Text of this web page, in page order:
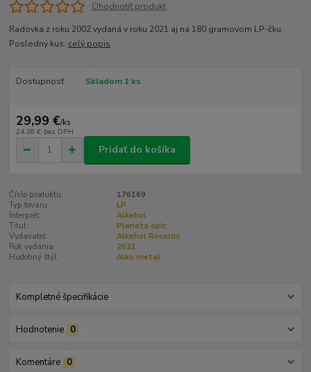
Ohodnotiť produkt
Radovka z roku 2002 vydaná v roku 2021 aj na 180 gramovom LP-čku.
Posledný kus. celý popis
Dostupnosť Skladom 1 ks
29,99 €/ks
24,38 € bez DPH
Pridať do košíka
Číslo produktu:
176169
Typ tovaru:
LP
Interprét:
Alkehol
Titul:
Planeta opic
Vydavateľ:
Alkehol Records
Rok vydania:
2021
Hudobný štýl:
Alko metal
Kompletné špecifikácie
Hodnotenie 0
Komentáre 0